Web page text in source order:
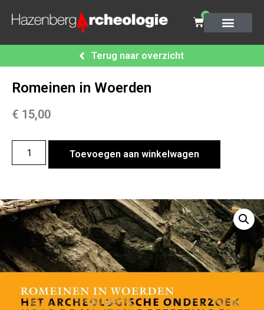
0
Terug naar overzicht
Romeinen in Woerden
€ 15,00
Toevoegen aan winkelwagen